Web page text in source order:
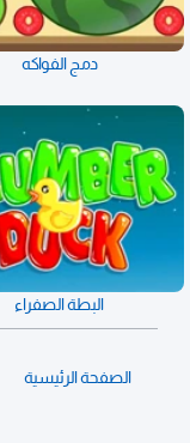
دمج الفواكه
البطة الصفراء
الصفحة الرئيسية